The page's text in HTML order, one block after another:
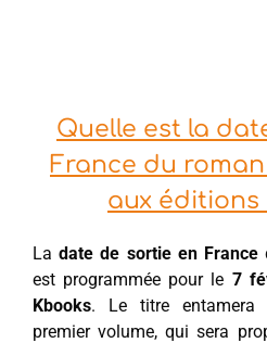
Quelle est la
France du
aux éditions
Ladate de sortie en France
est programmée pour le 7
Kbooks. Le titre entamera
premier volume, qui sera